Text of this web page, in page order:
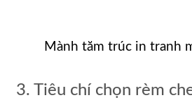
Mành tăm trúc in tranh
3. Tiêu chí chọn rèm